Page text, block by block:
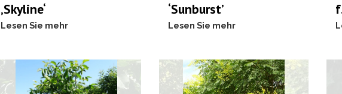
‚Skyline‘
Lesen Sie mehr
‘Sunburst’
Lesen Sie mehr